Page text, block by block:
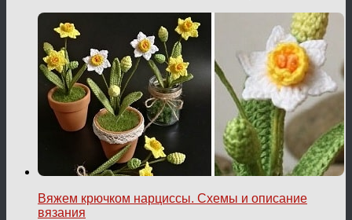
Вяжем крючком нарциссы. Схемы и описание
вязания